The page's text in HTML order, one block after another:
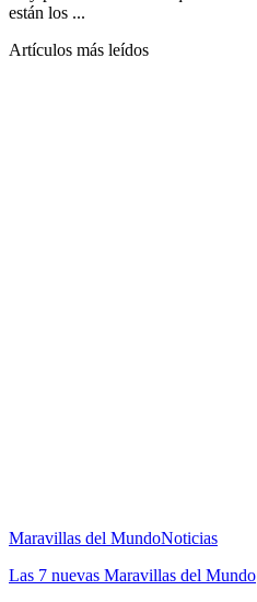
están los ...
Artículos más leídos
Maravillas del MundoNoticias
Las 7 nuevas Maravillas del Mundo